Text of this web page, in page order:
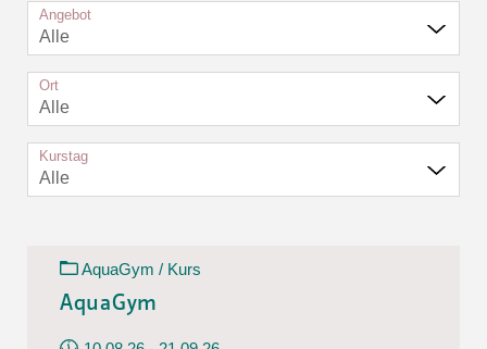
Angebot
Alle
Ort
Alle
Kurstag
Alle
AquaGym / Kurs
AquaGym